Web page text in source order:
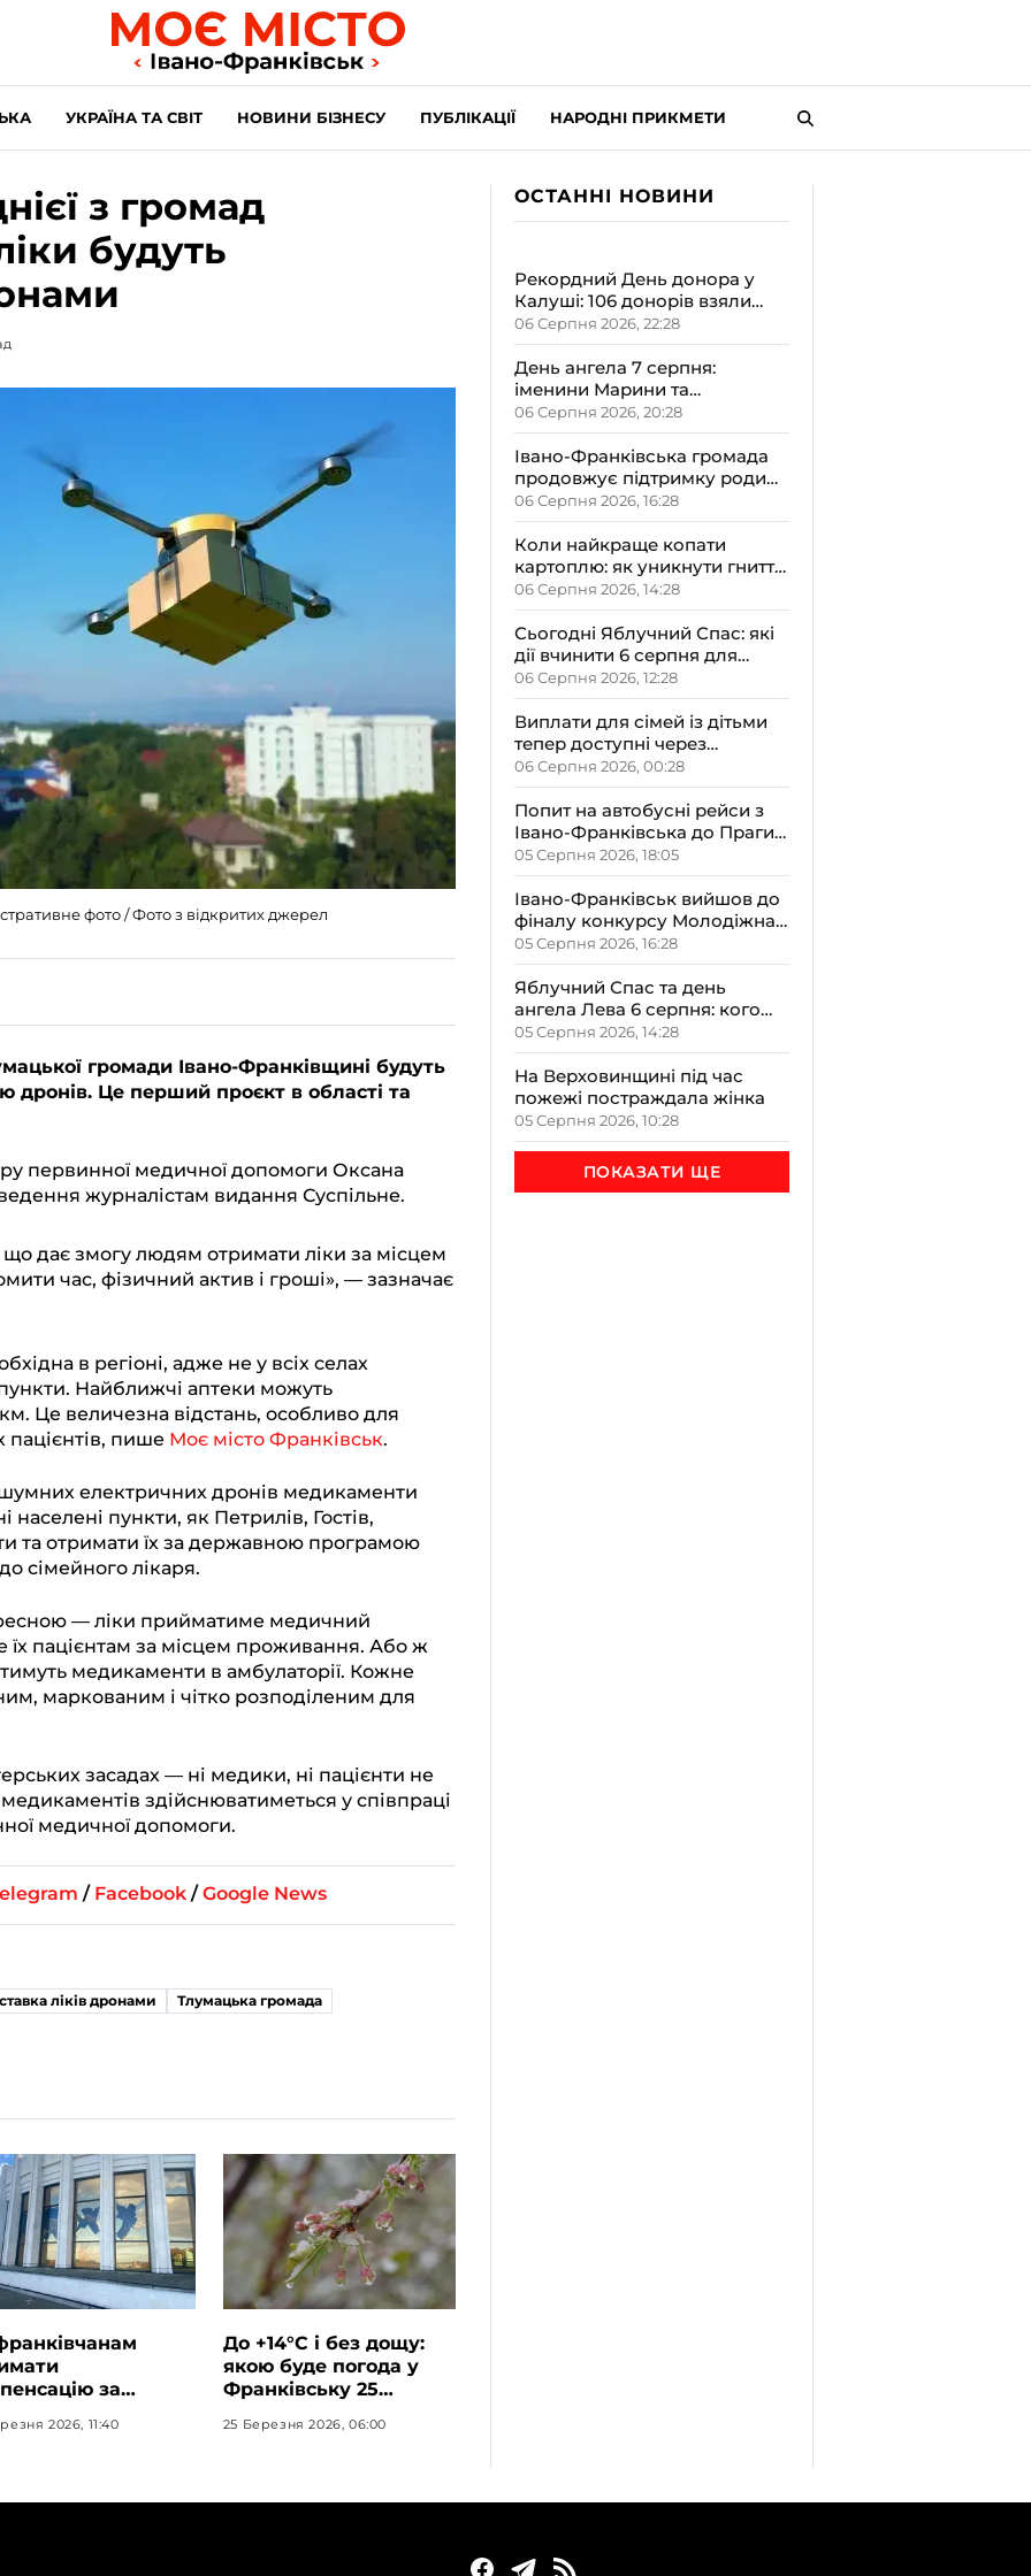
УКРАЇНА ТА СВІТ НОВИНИ БІЗНЕСУ ПУБЛІКАЦІЇ НАРОДНІ ПРИКМЕТИ
з громад
будуть
фото / Фото з відкритих джерел
громади Івано-Франківщині будуть
дронів. Це перший проєкт в області та
первинної медичної допомоги Оксана
журналістам видання Суспільне.
дає змогу людям отримати ліки за місцем
час, фізичний актив і гроші», — зазначає
в регіоні, адже не у всіх селах
Найближчі аптеки можуть
Це величезна відстань, особливо для
пацієнтів, пише Моє місто Франківськ.
електричних дронів медикаменти
населені пункти, як Петрилів, Гостів,
та отримати їх за державною програмою
сімейного лікаря.
— ліки прийматиме медичний
їх пацієнтам за місцем проживання. Або ж
медикаменти в амбулаторії. Кожне
маркованим і чітко розподіленим для
засадах — ні медики, ні пацієнти не
здійснюватиметься у співпраці
медичної допомоги.
/ Facebook /Google News
ліків дронами Тлумацька громада
за
2026, 11:40
До +14°C і без дощу:
якою буде погода у
Франківську 25
25 Березня 2026, 06:00
ОСТАННІ НОВИНИ
Рекордний День донора у
Калуші: 106 донорів взяли
участь у виїзному заході
06 Серпня 2026, 22:28
День ангела 7 серпня:
іменини Марини та
Олександра – чому варто
відзначити його в сімейному
колі
06 Серпня 2026, 20:28
Івано-Франківська громада
продовжує підтримку родин
з новонародженими
малюками
06 Серпня 2026, 16:28
Коли найкраще копати
картоплю: як уникнути гниття
врожаю
06 Серпня 2026, 14:28
Сьогодні Яблучний Спас: які
дії вчинити 6 серпня для
залучення достатку та
злагоди в оселю
06 Серпня 2026, 12:28
Виплати для сімей із дітьми
тепер доступні через
«Дія.Картку»: деталі від ОВА
06 Серпня 2026, 00:28
Попит на автобусні рейси з
Івано-Франківська до Праги
залишається високим
05 Серпня 2026, 18:05
Івано-Франківськ вийшов до
фіналу конкурсу Молодіжна
столиця України-2026
05 Серпня 2026, 16:28
Яблучний Спас та день
ангела Лева 6 серпня: кого
варто привітати, що
освячують у храмах і які
прикмети передбачають
осінь
05 Серпня 2026, 14:28
На Верховинщині під час
пожежі постраждала жінка
05 Серпня 2026, 10:28
ПОКАЗАТИ ЩЕ